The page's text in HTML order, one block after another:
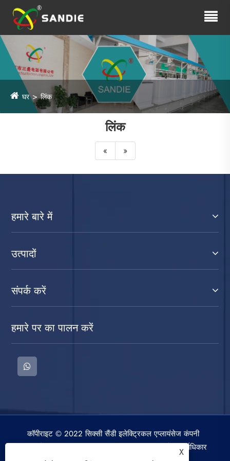
घर लिंक
लिंक
« »
हमारे बारे में
उत्पादों
संपर्क करें
हमारे पर का पालन करें
कॉपीराइट © 2022 सिक्सी सैंडी इलेक्ट्रिकल एप्लायंसेज कंपनी
लिमिटेड। वॉशिंग मशीन, स्पिन ड्रायर, एयर कूलिंग फैन सर्वाधिकार
X